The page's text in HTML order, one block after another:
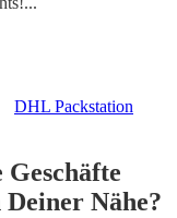
DHL Packstation
Nähe?